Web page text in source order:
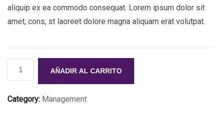
aliquip ex ea commodo consequat. Lorem ipsum dolor sit
amet, cons, st laoreet dolore magna aliquam erat volutpat.
AÑADIR AL CARRITO
Category: Management